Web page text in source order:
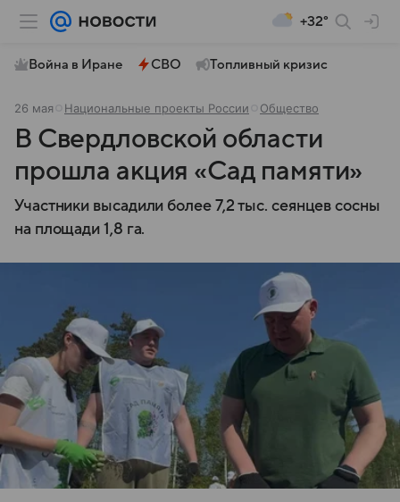
+32°
Война в Иране СВО Топливный кризис
26 мая Национальные проекты России Общество
В Свердловской области
прошла акция «Сад памяти»
Участники высадили более 7,2 тыс. сеянцев сосны
на площади 1,8 га.